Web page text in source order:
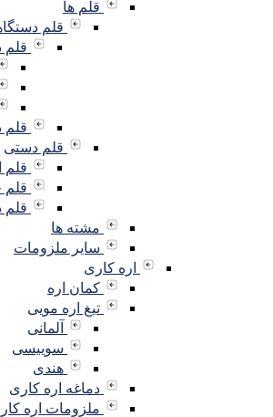
قلم ها
قلم دستگاهی
قلم
قلم
قلم دستی
قلم
قلم
قلم
مشته ها
سایر ملزومات
اره کاری
کمان اره
تیغ اره مویی
آلمانی
سوییسی
هندی
دماغه اره کاری
ملزومات اره کاری